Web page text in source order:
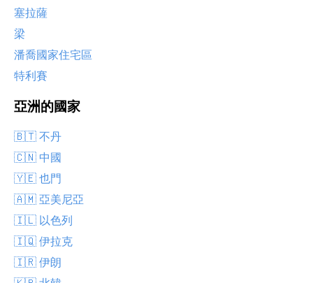
塞拉薩
梁
潘喬國家住宅區
特利賽
亞洲的國家
🇧🇹 不丹
🇨🇳 中國
🇾🇪 也門
🇦🇲 亞美尼亞
🇮🇱 以色列
🇮🇶 伊拉克
🇮🇷 伊朗